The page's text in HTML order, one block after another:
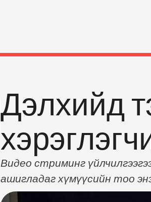
Дэлхийд
Видео стриминг
ашигладаг хүмүүсийн тоо
шинээр бүртгүүлсэн